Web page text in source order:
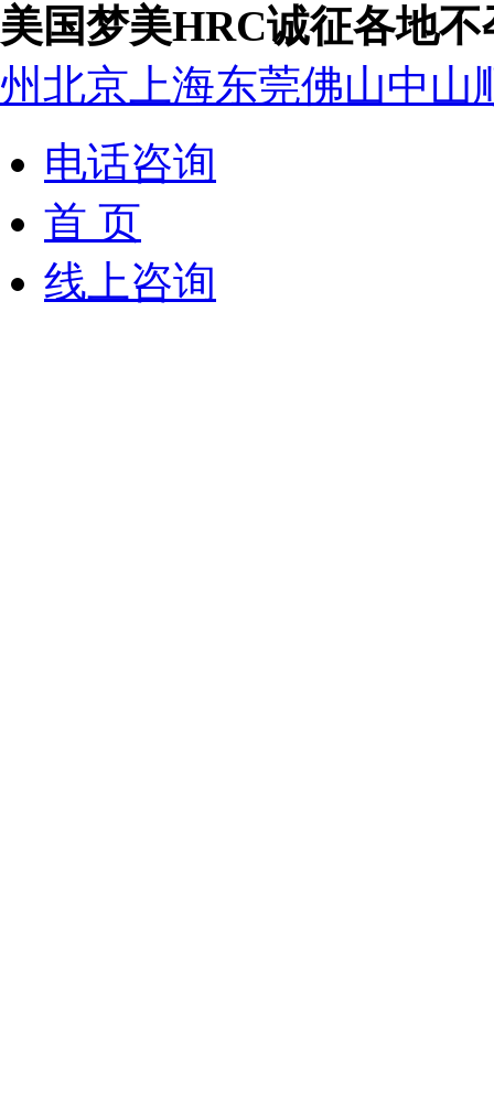
美国梦美HRC诚征各地
州北京 上海东莞佛山中山
电话咨询
首 页
线上咨询